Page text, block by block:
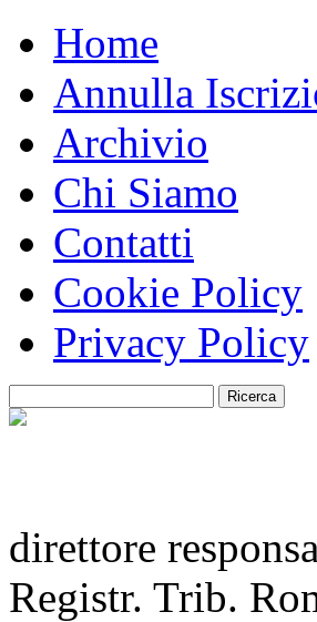
Home
Annulla
Archivio
Chi Siamo
Contatti
Cookie Policy
Privacy Policy
direttore
Registr. Trib.